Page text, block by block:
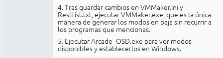
4. Tras guardar cambios en VMMaker.ini y
ReslList.txt, ejecutar VMMaker.exe, que es la única
manera de generar los modos en baja sin recurrir a
los programas que mencionas.
5. Ejecutar Arcade_OSD.exe para ver modos
disponibles y establecerlos en Windows.